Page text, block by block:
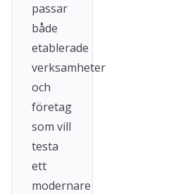
passar
både
etablerade
verksamheter
och
företag
som vill
testa
ett
modernare